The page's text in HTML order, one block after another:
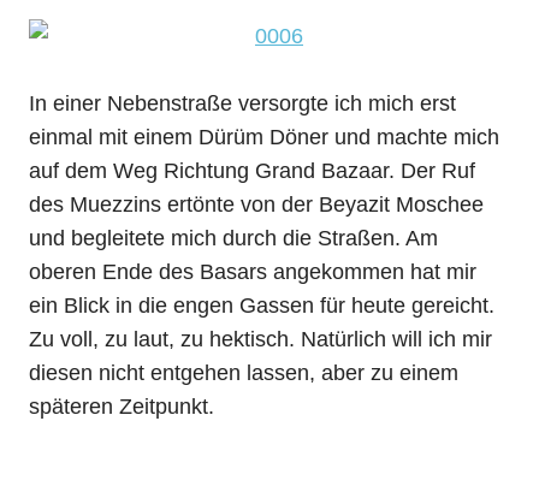
In einer Nebenstraße versorgte ich mich erst
einmal mit einem Dürüm Döner und machte mich
auf dem Weg Richtung Grand Bazaar. Der Ruf
des Muezzins ertönte von der Beyazit Moschee
und begleitete mich durch die Straßen. Am
oberen Ende des Basars angekommen hat mir
ein Blick in die engen Gassen für heute gereicht.
Zu voll, zu laut, zu hektisch. Natürlich will ich mir
diesen nicht entgehen lassen, aber zu einem
späteren Zeitpunkt.